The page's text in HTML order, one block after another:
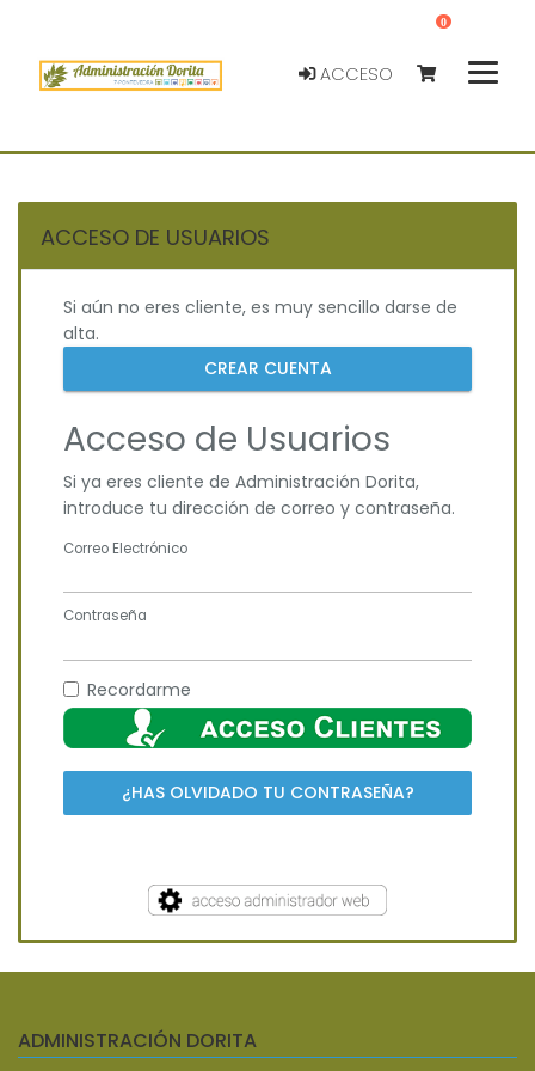
ACCESO
0
ACCESO DE USUARIOS
Si aún no eres cliente, es muy sencillo darse de
alta.
CREAR CUENTA
Acceso de Usuarios
Si ya eres cliente de Administración Dorita,
introduce tu dirección de correo y contraseña.
Correo Electrónico
Contraseña
Recordarme
¿HAS OLVIDADO TU CONTRASEÑA?
ADMINISTRACIÓN DORITA